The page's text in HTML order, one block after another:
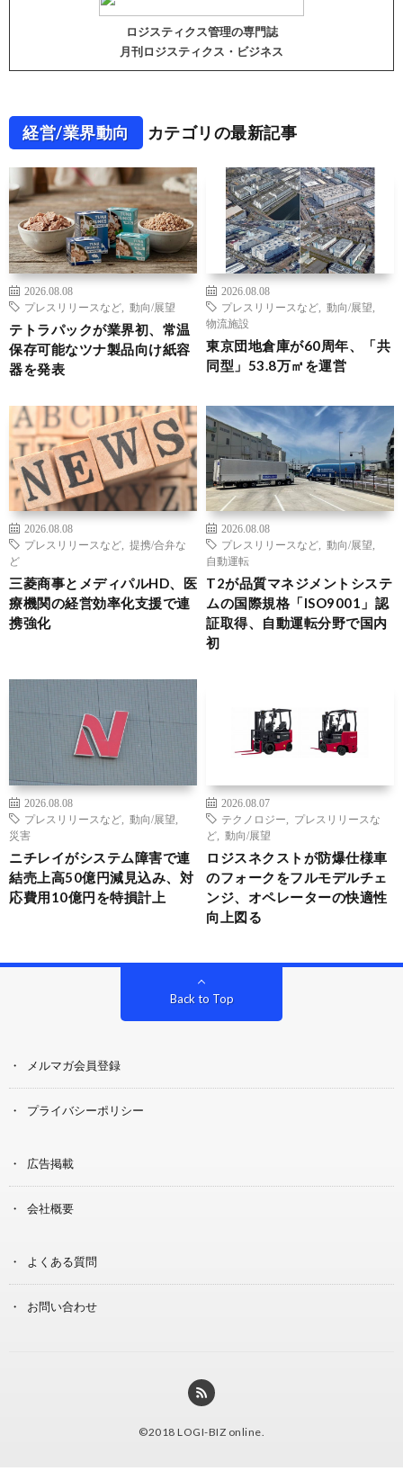
ロジスティクス管理の専門誌
月刊ロジスティクス・ビジネス
経営/業界動向 カテゴリの最新記事
2026.08.08
プレスリリースなど
動向/展望
テトラパックが業界初、常温
保存可能なツナ製品向け紙容
器を発表
2026.08.08
プレスリリースなど
動向/展望
物流施設
東京団地倉庫が60周年、「共
同型」53.8万㎡を運営
2026.08.08
プレスリリースなど
提携/合弁な
ど
三菱商事とメディパルHD、医
療機関の経営効率化支援で連
携強化
2026.08.08
プレスリリースなど
動向/展望
自動運転
T2が品質マネジメントシステ
ムの国際規格「ISO9001」認
証取得、自動運転分野で国内
初
2026.08.08
プレスリリースなど
動向/展望
災害
ニチレイがシステム障害で連
結売上高50億円減見込み、対
応費用10億円を特損計上
2026.08.07
テクノロジー
プレスリリースな
ど
動向/展望
ロジスネクストが防爆仕様車
のフォークをフルモデルチェ
ンジ、オペレーターの快適性
向上図る
Back to Top
メルマガ会員登録
プライバシーポリシー
広告掲載
会社概要
よくある質問
お問い合わせ
©2018 LOGI-BIZ online